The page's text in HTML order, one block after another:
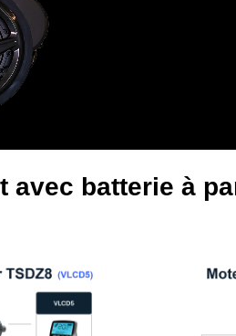
avec batterie à